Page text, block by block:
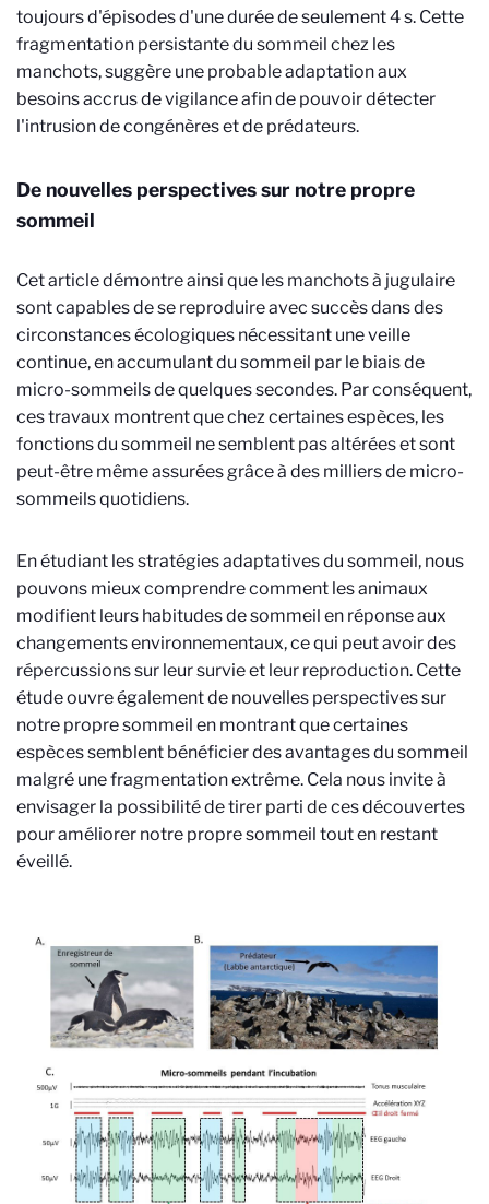
toujours d'épisodes d'une durée de seulement 4 s. Cette
fragmentation persistante du sommeil chez les
manchots, suggère une probable adaptation aux
besoins accrus de vigilance afin de pouvoir détecter
l'intrusion de congénères et de prédateurs.
De nouvelles perspectives sur notre propre
sommeil
Cet article démontre ainsi que les manchots à jugulaire
sont capables de se reproduire avec succès dans des
circonstances écologiques nécessitant une veille
continue, en accumulant du sommeil par le biais de
micro-sommeils de quelques secondes. Par conséquent,
ces travaux montrent que chez certaines espèces, les
fonctions du sommeil ne semblent pas altérées et sont
peut-être même assurées grâce à des milliers de micro-
sommeils quotidiens.
En étudiant les stratégies adaptatives du sommeil, nous
pouvons mieux comprendre comment les animaux
modifient leurs habitudes de sommeil en réponse aux
changements environnementaux, ce qui peut avoir des
répercussions sur leur survie et leur reproduction. Cette
étude ouvre également de nouvelles perspectives sur
notre propre sommeil en montrant que certaines
espèces semblent bénéficier des avantages du sommeil
malgré une fragmentation extrême. Cela nous invite à
envisager la possibilité de tirer parti de ces découvertes
pour améliorer notre propre sommeil tout en restant
éveillé.